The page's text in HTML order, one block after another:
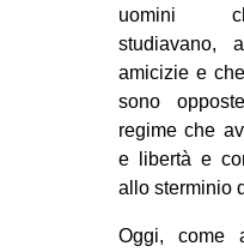
uomini
studiavano,
amicizie e
sono
regime che
e libertà e
allo sterminio
Oggi, come